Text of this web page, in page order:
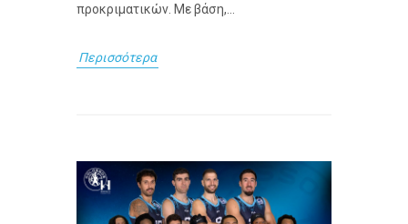
προκριματικών. Με βάση,...
Περισσότερα